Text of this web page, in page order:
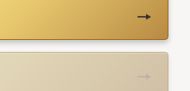
→
→